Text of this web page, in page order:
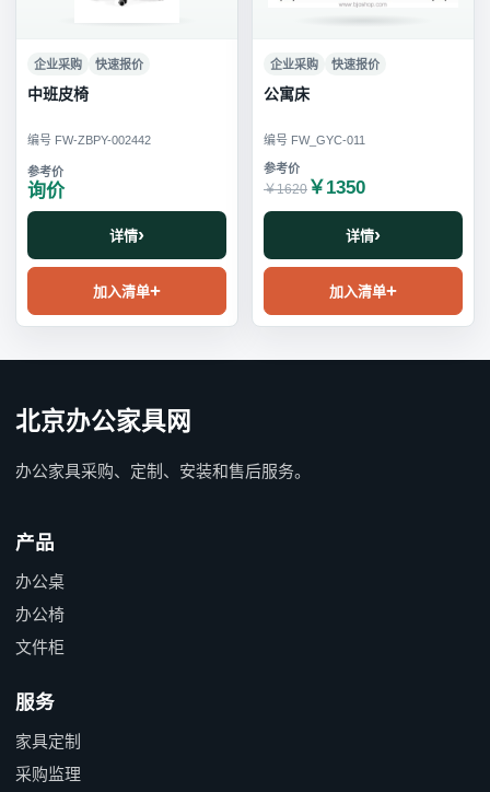
企业采购 快速报价
中班皮椅
编号 FW-ZBPY-002442
询价
详情
加入清单
企业采购 快速报价
公寓床
编号 FW_GYC-011
￥1620 ￥1350
详情
加入清单
北京办公家具网
办公家具采购、定制、安装和售后服务。
产品
办公桌
办公椅
文件柜
服务
家具定制
采购监理